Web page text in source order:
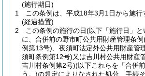
(施行期日)
1
この条例は、平成18年3月1日から施行
(経過措置)
2
この条例の施行の日(以下「施行日」と
に、合併前の野市町公共用財産管理条例
例第13号) 、夜須町法定外公共用財産管
須町条例第12号)又は吉川村公共用財産
吉川村条例第2号)(以下これらを「合併
う。)の規定によりなされた処分、手続